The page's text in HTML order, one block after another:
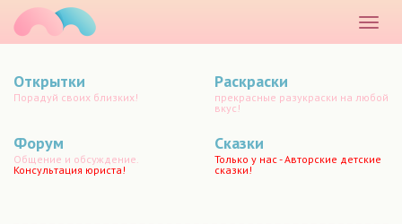
меню
Открытки
Порадуй своих близких!
Раскраски
прекрасные разукраски на любой
вкус!
Форум
Общение и обсуждение.
Консультация юриста!
Сказки
Только у нас - Авторские детские
сказки!